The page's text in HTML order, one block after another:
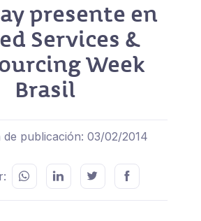
presente en
Services &
Week
Brasil
de publicación: 03/02/2014